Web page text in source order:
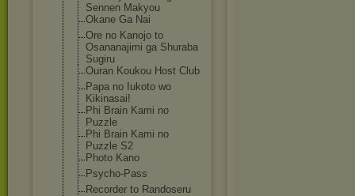
Sennen Makyou
Okane Ga Nai
Ore no Kanojo to
Osananajimi ga Shuraba
Sugiru
Ouran Koukou Host Club
Papa no Iukoto wo
Kikinasai!
Phi Brain Kami no
Puzzle
Phi Brain Kami no
Puzzle S2
Photo Kano
Psycho-Pass
Recorder to Randoseru